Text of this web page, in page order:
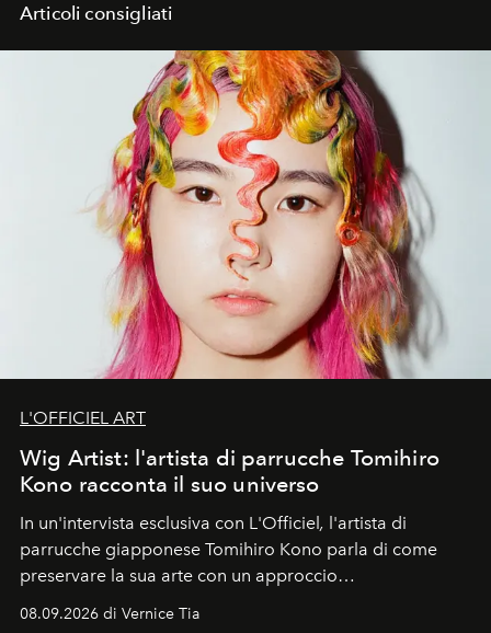
Articoli consigliati
L'OFFICIEL ART
Wig Artist: l'artista di parrucche Tomihiro
Kono racconta il suo universo
In un'intervista esclusiva con L'Officiel, l'artista di
parrucche giapponese Tomihiro Kono parla di come
preservare la sua arte con un approccio
08.09.2026 di Vernice Tia